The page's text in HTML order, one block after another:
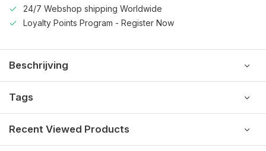
24/7 Webshop shipping Worldwide
Loyalty Points Program - Register Now
Beschrijving
Tags
Recent Viewed Products